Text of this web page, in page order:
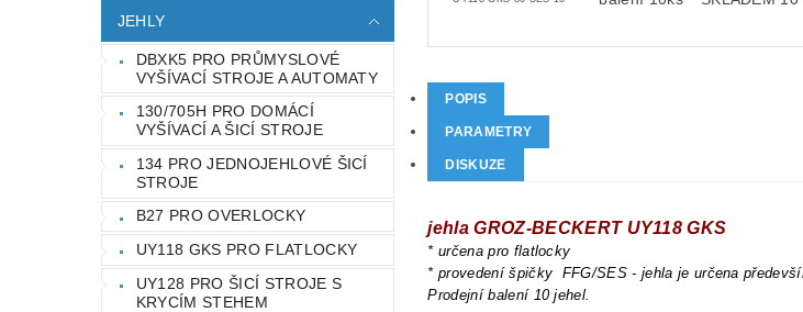
JEHLY
DBXK5 PRO PRŮMYSLOVÉ
VYŠÍVACÍ STROJE A AUTOMATY
130/705H PRO DOMÁCÍ
VYŠÍVACÍ A ŠICÍ STROJE
134 PRO JEDNOJEHLOVÉ ŠICÍ
STROJE
B27 PRO OVERLOCKY
UY118 GKS PRO FLATLOCKY
UY128 PRO ŠICÍ STROJE S
KRYCÍM STEHEM
POPIS
PARAMETRY
DISKUZE
jehla GROZ-BECKERT UY118 GKS
* určena pro flatlocky
* provedení špičky FFG/SES - jehla je určena
Prodejní balení 10 jehel.